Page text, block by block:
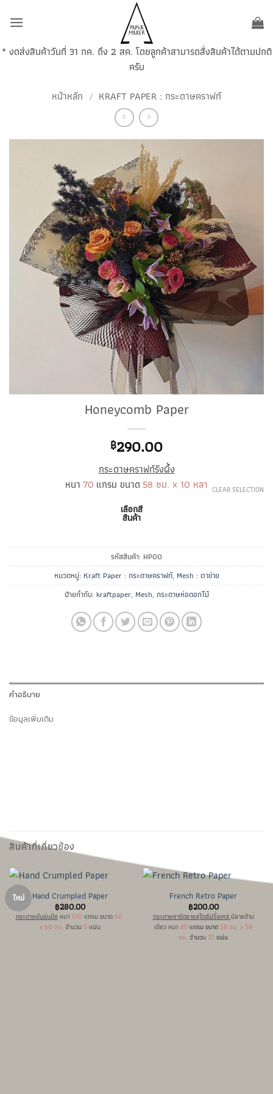
เนื้อหา
* งดส่งสินค้าวันที่ 31 กค. ถึง 2 สค. โดยลูกค้าสามารถสั่งสินค้าได้ตามปกติ
ครับ
หน้าหลัก / KRAFT PAPER : กระดาษคราฟท์
Honeycomb Paper
฿290.00
กระดาษคราฟท์รังผึ้ง
หนา 70 แกรม ขนาด 58 ซม. x 10 หลา
เลือกสี
สินค้า
CLEAR SELECTION
รหัสสินค้า: HP00
หมวดหมู่: Kraft Paper : กระดาษคราฟท์, Mesh : ตาข่าย
ป้ายกำกับ: kraftpaper, Mesh,กระดาษห่อดอกไม้
คำอธิบาย
ข้อมูลเพิ่มเติม
สินค้าที่เกี่ยวข้อง
ใหม่
Hand Crumpled Paper
฿280.00
กระดาษยับย่นมือ หนา 100 แกรม ขนาด 60
x 60 ซม. จำนวน5 แผ่น
French Retro Paper
฿200.00
กระดาษอาร์ตลายสไตล์ฝรั่งเศส มีลายด้าน
เดียว หนา40 แกรม ขนาด 58 ซม. x 58
ซม. จำนวน 10 แผ่น